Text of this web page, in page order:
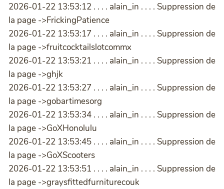
2026-01-22 13:53:12 . . . . alain_in . . . . Suppression de
la page ->FrickingPatience
2026-01-22 13:53:17 . . . . alain_in . . . . Suppression de
la page ->fruitcocktailslotcommx
2026-01-22 13:53:21 . . . . alain_in . . . . Suppression de
la page ->ghjk
2026-01-22 13:53:27 . . . . alain_in . . . . Suppression de
la page ->gobartimesorg
2026-01-22 13:53:34 . . . . alain_in . . . . Suppression de
la page ->GoXHonolulu
2026-01-22 13:53:45 . . . . alain_in . . . . Suppression de
la page ->GoXScooters
2026-01-22 13:53:51 . . . . alain_in . . . . Suppression de
la page ->graysfittedfurniturecouk